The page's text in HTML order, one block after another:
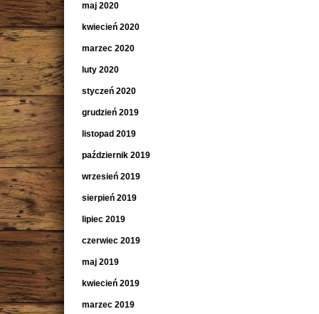
maj 2020
kwiecień 2020
marzec 2020
luty 2020
styczeń 2020
grudzień 2019
listopad 2019
październik 2019
wrzesień 2019
sierpień 2019
lipiec 2019
czerwiec 2019
maj 2019
kwiecień 2019
marzec 2019